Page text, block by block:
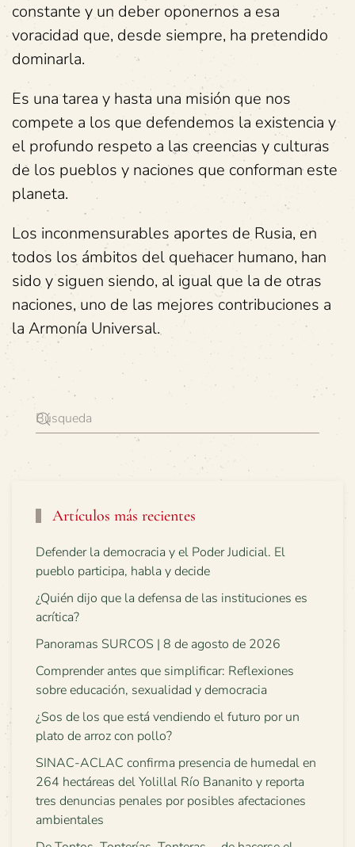
constante y un deber oponernos a esa
voracidad que, desde siempre, ha pretendido
dominarla.
Es una tarea y hasta una misión que nos
compete a los que defendemos la existencia y
el profundo respeto a las creencias y culturas
de los pueblos y naciones que conforman este
planeta.
Los inconmensurables aportes de Rusia, en
todos los ámbitos del quehacer humano, han
sido y siguen siendo, al igual que la de otras
naciones, uno de las mejores contribuciones a
la Armonía Universal.
Artículos más recientes
Defender la democracia y el Poder Judicial. El
pueblo participa, habla y decide
¿Quién dijo que la defensa de las instituciones es
acrítica?
Panoramas SURCOS | 8 de agosto de 2026
Comprender antes que simplificar: Reflexiones
sobre educación, sexualidad y democracia
¿Sos de los que está vendiendo el futuro por un
plato de arroz con pollo?
SINAC-ACLAC confirma presencia de humedal en
264 hectáreas del Yolillal Río Bananito y reporta
tres denuncias penales por posibles afectaciones
ambientales